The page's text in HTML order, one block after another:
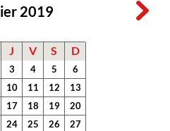
2019
J V S D
3 4 5
6
10 11 12
13
17 18 19
20
24 25 26
27